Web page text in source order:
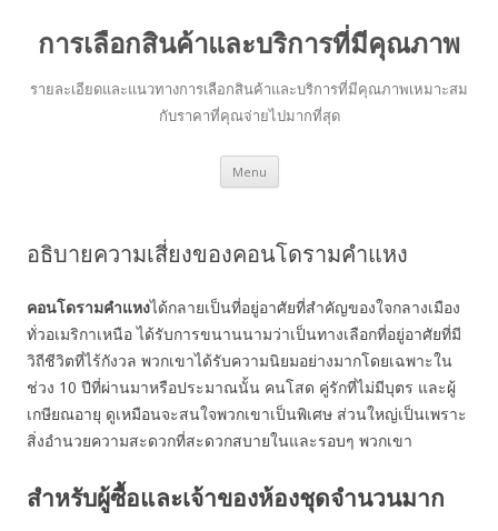
การเลือกสินค้าและบริการที่มีคุณภาพ
รายละเอียดและแนวทางการเลือกสินค้าและบริการที่มีคุณภาพเหมาะสม
กับราคาที่คุณจ่ายไปมากที่สุด
Menu Skip to content
อธิบายความเสี่ยงของคอนโดรามคำแหง
คอนโดรามคำแหงได้กลายเป็นที่อยู่อาศัยที่สำคัญของใจกลางเมือง
ทั่วอเมริกาเหนือ ได้รับการขนานนามว่าเป็นทางเลือกที่อยู่อาศัยที่มี
วิถีชีวิตที่ไร้กังวล พวกเขาได้รับความนิยมอย่างมากโดยเฉพาะใน
ช่วง 10 ปีที่ผ่านมาหรือประมาณนั้น คนโสด คู่รักที่ไม่มีบุตร และผู้
เกษียณอายุ ดูเหมือนจะสนใจพวกเขาเป็นพิเศษ ส่วนใหญ่เป็นเพราะ
สิ่งอำนวยความสะดวกที่สะดวกสบายในและรอบๆ พวกเขา
สำหรับผู้ซื้อและเจ้าของห้องชุดจำนวนมาก